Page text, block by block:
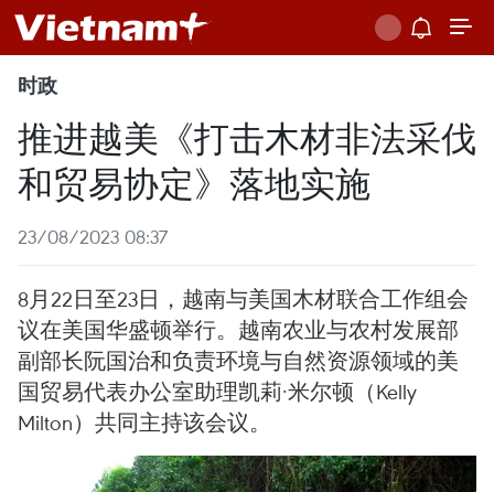
时政
推进越美《打击木材非法采伐
和贸易协定》落地实施
23/08/2023 08:37
8月22日至23日，越南与美国木材联合工作组会
议在美国华盛顿举行。越南农业与农村发展部
副部长阮国治和负责环境与自然资源领域的美
国贸易代表办公室助理凯莉·米尔顿（Kelly
Milton）共同主持该会议。